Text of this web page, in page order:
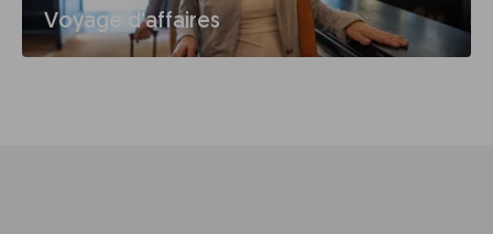
Voyage d'affaires